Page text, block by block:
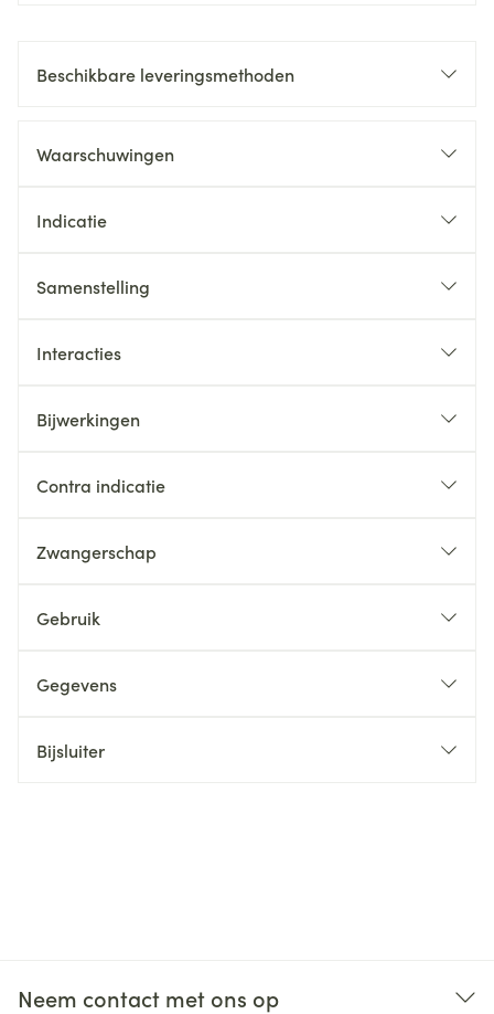
Beschikbare leveringsmethoden
Waarschuwingen
Indicatie
Samenstelling
Interacties
Bijwerkingen
Contra indicatie
Zwangerschap
Gebruik
Gegevens
Bijsluiter
Neem contact met ons op